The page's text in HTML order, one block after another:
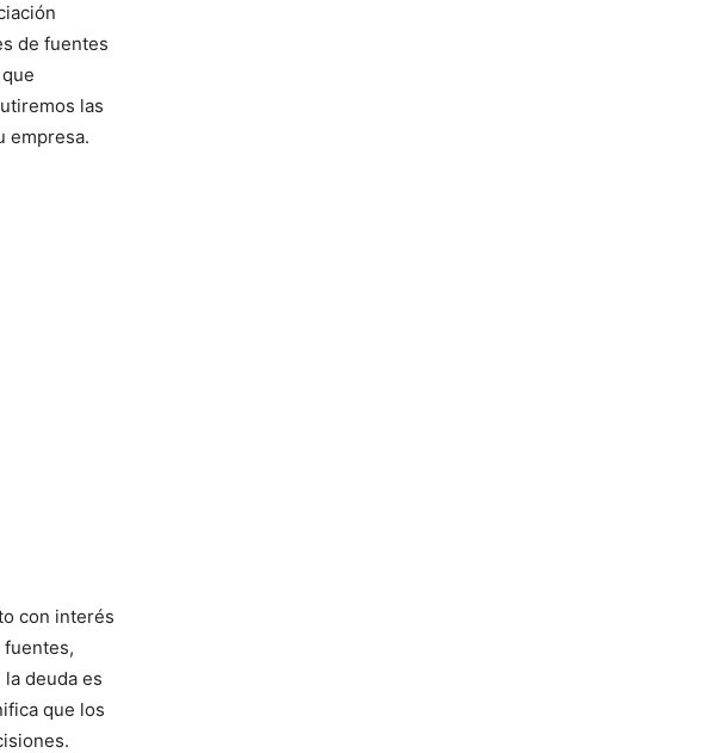
de fuentes
las
empresa.
con interés
deuda es
que los